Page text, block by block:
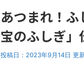
あつまれ！
宝のふしぎ」
投稿日：2023年9月14日 更